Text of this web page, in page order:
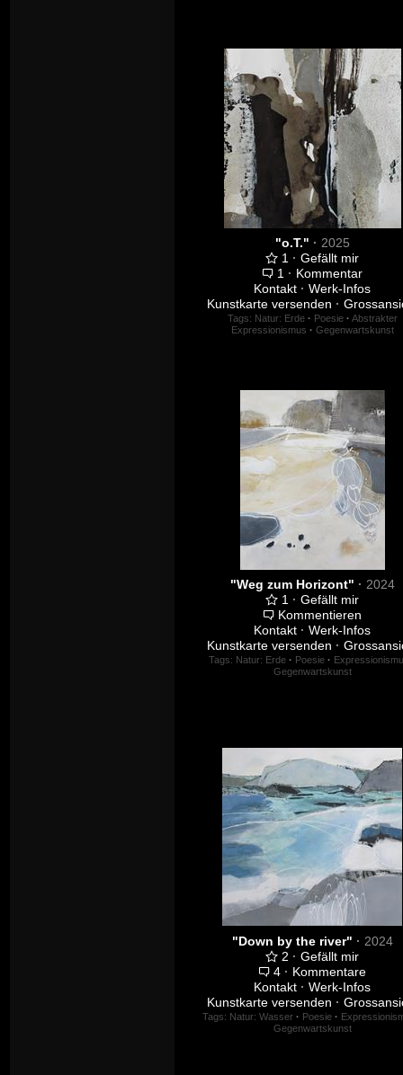
"o.T." · 2025
1 · Gefällt mir
1 · Kommentar
Kontakt · Werk-Infos
Kunstkarte versenden ·
Tags: Natur: Erde · Poesie · Abstrakter
Expressionismus · Gegenwartskunst
"Weg zum Horizont" · 2024
1 · Gefällt mir
Kommentieren
Kontakt · Werk-Infos
Kunstkarte versenden ·
Tags: Natur: Erde · Poesie ·
Gegenwartskunst
"Down by the river" · 2024
2 · Gefällt mir
4 · Kommentare
Kontakt · Werk-Infos
Kunstkarte versenden ·
Tags: Natur: Wasser · Poesie ·
Gegenwartskunst